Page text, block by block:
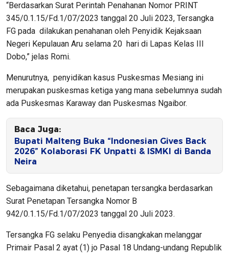
“Berdasarkan Surat Perintah Penahanan Nomor PRINT
345/0.1.15/Fd.1/07/2023 tanggal 20 Juli 2023, Tersangka
FG pada dilakukan penahanan oleh Penyidik Kejaksaan
Negeri Kepulauan Aru selama 20 hari di Lapas Kelas III
Dobo,” jelas Romi.
Menurutnya, penyidikan kasus Puskesmas Mesiang ini
merupakan puskesmas ketiga yang mana sebelumnya sudah
ada Puskesmas Karaway dan Puskesmas Ngaibor.
Baca Juga:
Bupati Malteng Buka “Indonesian Gives Back
2026” Kolaborasi FK Unpatti & ISMKI di Banda
Neira
Sebagaimana diketahui, penetapan tersangka berdasarkan
Surat Penetapan Tersangka Nomor B
942/0.1.15/Fd.1/07/2023 tanggal 20 Juli 2023.
Tersangka FG selaku Penyedia disangkakan melanggar
Primair Pasal 2 ayat (1) jo Pasal 18 Undang-undang Republik